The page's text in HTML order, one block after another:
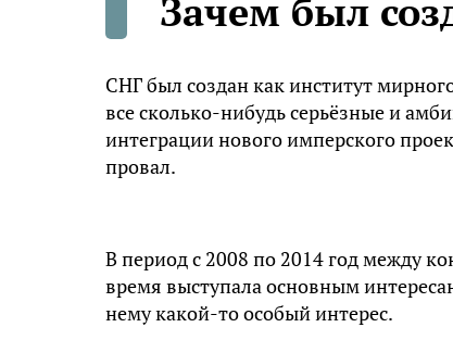
Зачем был
СНГ был создан как институт
все сколько-нибудь серьёзные и
интеграции нового имперского
провал.
В период с 2008 по 2014 год между
время выступала основным
нему какой-то особый интерес.